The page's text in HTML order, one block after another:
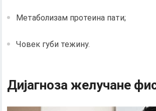
Метаболизам протеина пати;
Човек губи тежину.
Дијагноза желучане